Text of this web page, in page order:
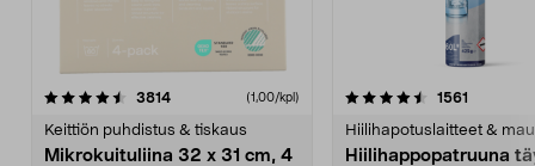
3814arvostelut (1,00/kpl)
Keittiön puhdistus & tiskaus
Mikrokuituliina 32 x 31 cm, 4
4.5viidestä
1561
Hiilihapotuslaitteet &
Hiilihappopatruuna
4.5viidestä